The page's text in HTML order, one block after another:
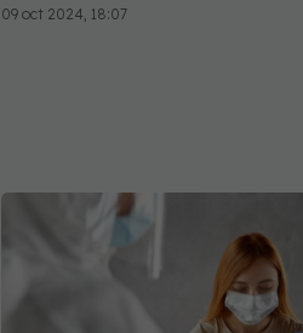
09 oct 2024, 18:07